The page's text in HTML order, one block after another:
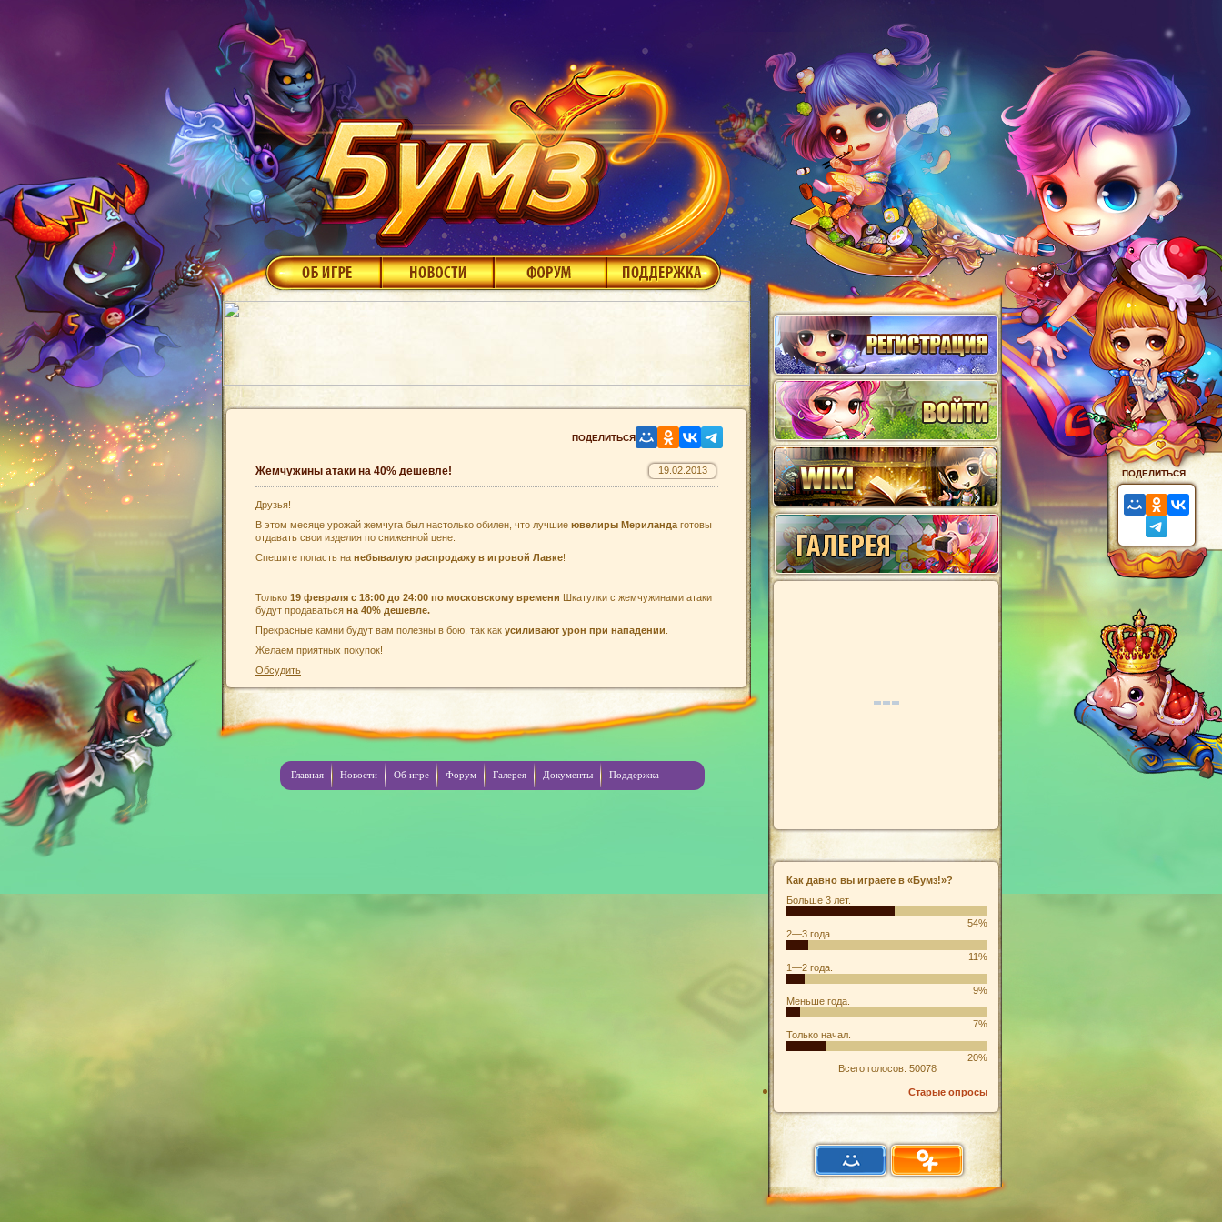
Жемчужины атаки на 40% дешевле! 19.02.2013
Друзья!
В этом месяце урожай жемчуга был настолько обилен, что лучшие ювелиры Мериланда готовы
отдавать свои изделия по сниженной цене.
Спешите попасть на небывалую распродажу в игровой Лавке!
Только 19 февраля с 18:00 до 24:00 по московскому времени Шкатулки с жемчужинами атаки
будут продаваться на 40% дешевле.
Прекрасные камни будут вам полезны в бою, так как усиливают урон при нападении
Желаем приятных покупок!
Обсудить
Главная Новости Об игре Форум Галерея Документы Поддержка
Как давно вы играете в «Бумз!»?
Больше 3 лет.
54%
2—3 года.
11%
1—2 года.
9%
Меньше года.
7%
Только начал.
20%
Всего голосов: 50078
Старые опросы